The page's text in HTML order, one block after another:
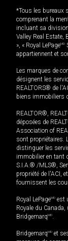
*Tous les bureaux
comprenant la
incluant sa
Valley Real Estate,
», « Royal LePageMD
appartiennent et
Les marques de
désignent les
REALTORS® de
biens immobiliers
REALTOR®,
déposées de
Association of
sont propriétaires.
distinguer les
immobilier en tant
S.I.A.® /MLS®,
propriété de l'ACI,
fournissent les
Royal LePageMD est
Royale du
BridgemarqMD.
BridgemarqMD et